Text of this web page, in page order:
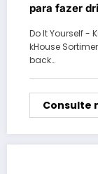
para fazer
Do It Yourself -
kHouse
back…
Consulte